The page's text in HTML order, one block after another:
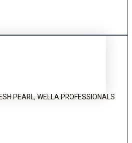
PEARL, WELLA PROFESSIONALS